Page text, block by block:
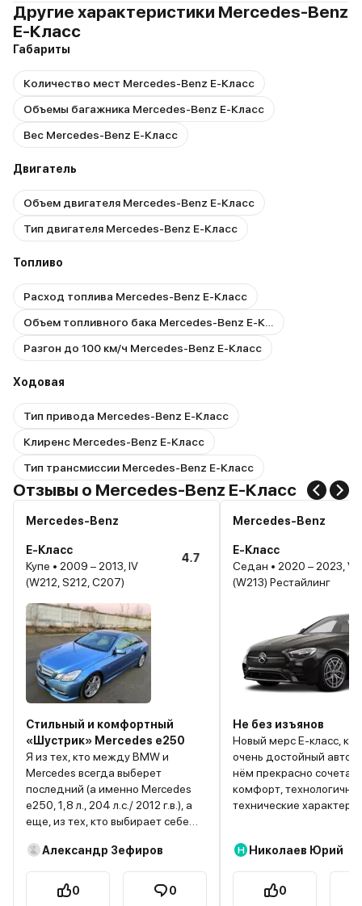
Другие характеристики Mercedes-Benz
E-Класс
Габариты
Количество мест Mercedes-Benz E-Класс
Объемы багажника Mercedes-Benz E-Класс
Вес Mercedes-Benz E-Класс
Двигатель
Объем двигателя Mercedes-Benz E-Класс
Тип двигателя Mercedes-Benz E-Класс
Топливо
Расход топлива Mercedes-Benz E-Класс
Разгон до 100 км/ч Mercedes-Benz E-Класс
Ходовая
Тип привода Mercedes-Benz E-Класс
Клиренс Mercedes-Benz E-Класс
Тип трансмиссии Mercedes-Benz E-Класс
Отзывы о Mercedes-Benz E-Класс
Mercedes-Benz
E-Класс
Купе • 2009 – 2013, IV
(W212, S212, C207)
4.7
Стильный и комфортный
«Шустрик» Mercedes e250
Я из тех, кто между BMW и
Mercedes всегда выберет
последний (а именно Mercedes
e250, 1,8 л., 204 л.с./ 2012 г.в.), а
еще, из тех, кто выбирает себе
эмоциональному признаку,
поэтому не ждите здесь
экспертное мнение о
Александр Зефиров
0 0
Mercedes-Benz
E-Класс
Седан • 2020 – 2023, V
(W213) Рестайлинг
Не без изъянов
Новый мерс Е-класс,
очень достойный
нём прекрасно
комфорт,
технические
раздражают. В нём нет
сидений в базе, только
дополнительная опция.
Н Николаев Юрий
0